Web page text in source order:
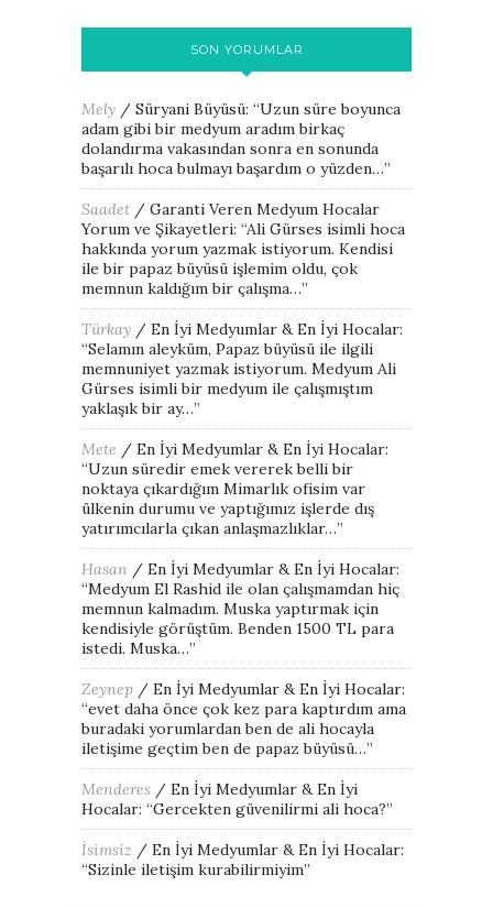
SON YORUMLAR
Mely / Süryani Büyüsü: “Uzun süre boyunca
adam gibi bir medyum aradım birkaç
dolandırma vakasından sonra en sonunda
başarılı hoca bulmayı başardım o yüzden…”
Saadet / Garanti Veren Medyum Hocalar
Yorum ve Şikayetleri: “Ali Gürses isimli hoca
hakkında yorum yazmak istiyorum. Kendisi
ile bir papaz büyüsü işlemim oldu, çok
memnun kaldığım bir çalışma…”
Türkay / En İyi Medyumlar & En İyi Hocalar:
“Selamın aleyküm, Papaz büyüsü ile ilgili
memnuniyet yazmak istiyorum. Medyum Ali
Gürses isimli bir medyum ile çalışmıştım
yaklaşık bir ay…”
Mete / En İyi Medyumlar & En İyi Hocalar:
“Uzun süredir emek vererek belli bir
noktaya çıkardığım Mimarlık ofisim var
ülkenin durumu ve yaptığımız işlerde dış
yatırımcılarla çıkan anlaşmazlıklar…”
Hasan / En İyi Medyumlar & En İyi Hocalar:
“Medyum El Rashid ile olan çalışmamdan hiç
memnun kalmadım. Muska yaptırmak için
kendisiyle görüştüm. Benden 1500 TL para
istedi. Muska…”
Zeynep / En İyi Medyumlar & En İyi Hocalar:
“evet daha önce çok kez para kaptırdım ama
buradaki yorumlardan ben de ali hocayla
iletişime geçtim ben de papaz büyüsü…”
Menderes / En İyi Medyumlar & En İyi
Hocalar: “Gercekten güvenilirmi ali hoca?”
İsimsiz / En İyi Medyumlar & En İyi Hocalar:
“Sizinle iletişim kurabilirmiyim”